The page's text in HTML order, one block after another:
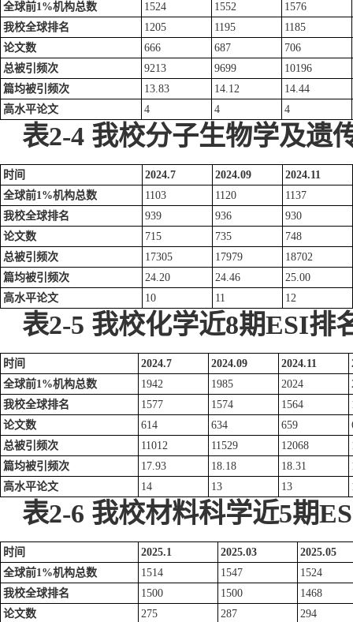
全球前1%机构总数
1524 1552
1576
我校全球排名
1205 1195
1185
论文数
666 687
706
总被引频次
9213 9699
10196
篇均被引频次
13.83 14.12
14.44
高水平论文
4 4 4
表2-4 我校分子生物学及遗
时间 2024.7 2024.09
2024.11
全球前1%机构总数 1103 1120
1137
我校全球排名 939 936
930
论文数
715 735
748
总被引频次
17305 17979
18702
篇均被引频次
24.20 24.46
25.00
高水平论文
10 11 12
表2-5 我校化学近8期ESI排
时间 2024.7 2024.09 2024.11
全球前1%机构总数
1942 1985 2024
我校全球排名
1577 1574 1564
论文数
614 634 659
总被引频次
11012 11529 12068
篇均被引 频次 17.93 18.18 18.31
高水平论文
14 13 13
表2-6 我校材料科学近5期
时间 2025.1 2025.03
2025.05
全球前1%机构总数
1514 1547
1524
我校全球排名
1500 1500
1468
论文数
275 287 294